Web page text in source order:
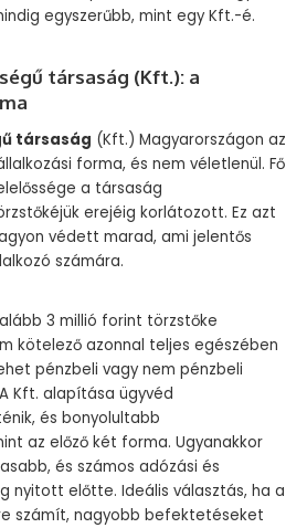
egyszerűbb, mint egy Kft.-é.
társaság (Kft.): a
társaság (Kft.) Magyarországon az
forma, és nem véletlenül. Fő
a társaság
erejéig korlátozott. Ez azt
védett marad, ami jelentős
számára.
3 millió forint törzstőke
kötelező azonnal teljes egészében
pénzbeli vagy nem pénzbeli
Kft. alapítása ügyvéd
és bonyolultabb
az előző két forma. Ugyanakkor
és számos adózási és
nyitott előtte. Ideális választás, ha a
számít, nagyobb befektetéseket